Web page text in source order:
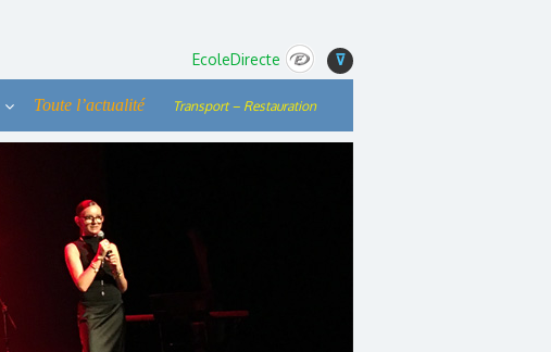
EcoleDirecte ⊽
Toute l’actualité Transport – Restauration